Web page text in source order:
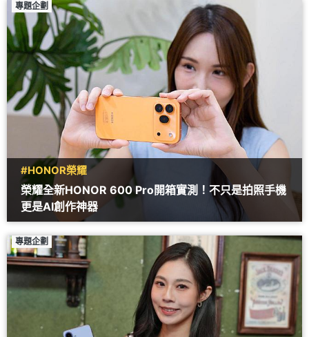
專題企劃
#HONOR榮耀
榮耀全新HONOR 600 Pro開箱實測！不只是拍照手機
更是AI創作神器
專題企劃